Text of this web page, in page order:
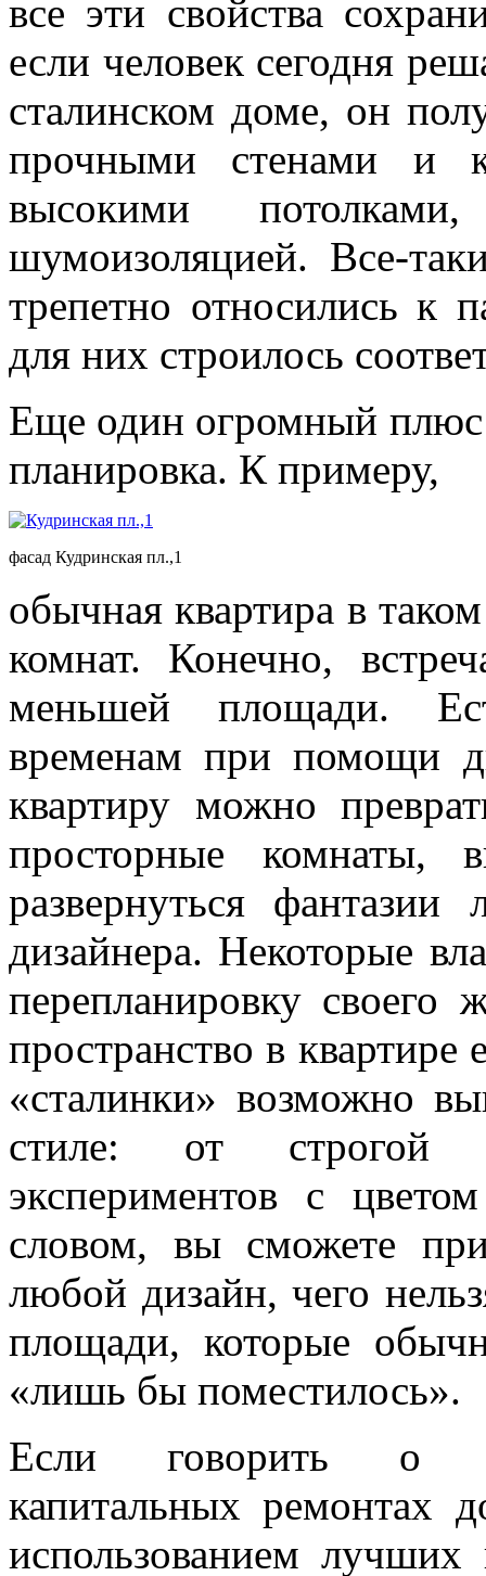
все эти свойства
если человек сегодня
сталинском доме, он
прочными стенами и
высокими
шумоизоляцией. Все-
трепетно относились к
для них строилось
Еще один огромный плюс
планировка. К примеру,
фасад Кудринская пл.,1
обычная квартира в
комнат. Конечно,
меньшей площади.
временам при помощи
квартиру можно
просторные комнаты,
развернуться
дизайнера. Некоторые
перепланировку своего
пространство в
«сталинки» возможно
стиле: от строгой
экспериментов с
словом, вы сможете
любой дизайн, чего
площади, которые
«лишь бы поместилось».
Если говорить о
капитальных ремонтах
использованием лучших